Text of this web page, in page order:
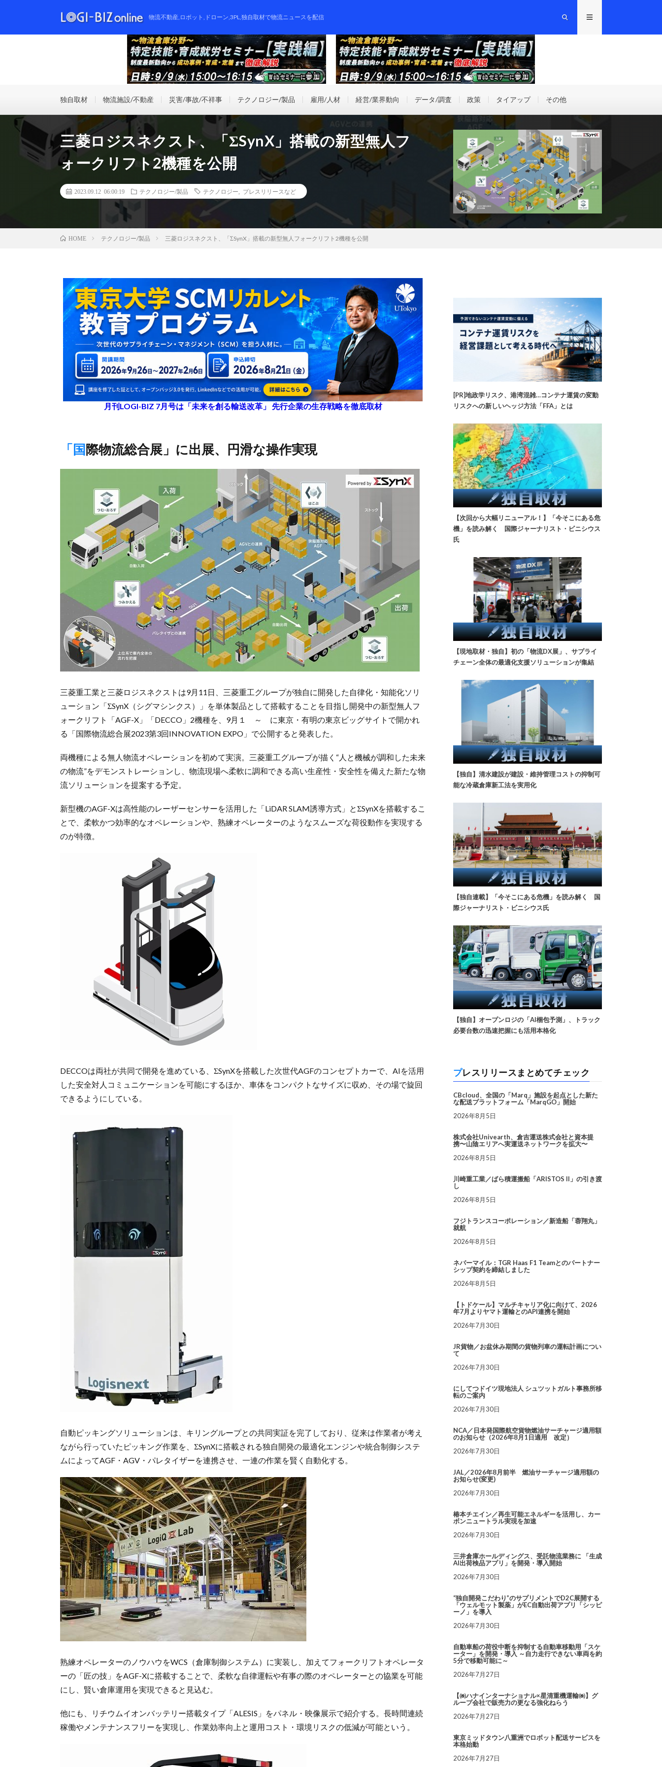
物流不動産,ロボット,ドローン,3PL,独自取材で物流ニュースを配信
独自取材 物流施設/不動産 災害/事故/不祥事 テクノロジー/製品 雇用/人材 経営/業界動向 データ/調査 政策 タイアップ その他
三菱ロジスネクスト、「ΣSynX」搭載の新型無人フ
ォークリフト2機種を公開
2023.09.12 06:00:19 テクノロジー/製品 テクノロジー プレスリリースなど
HOME テクノロジー/製品 三菱ロジスネクスト、「ΣSynX」搭載の新型無人フォークリフト2機種を公開
月刊LOGI-BIZ 7月号は「未来を創る輸送改革」 先行企業の生存戦略を徹底取材
「国際物流総合展」に出展、円滑な操作実現
三菱重工業と三菱ロジスネクストは9月11日、三菱重工グループが独自に開発した自律化・知能化ソリ
ューション「ΣSynX（シグマシンクス）」を単体製品として搭載することを目指し開発中の新型無人フ
ォークリフト「AGF-X」「DECCO」2機種を、9月１ ～ に東京・有明の東京ビッグサイトで開かれ
る「国際物流総合展2023第3回INNOVATION EXPO」で公開すると発表した。
両機種による無人物流オペレーションを初めて実演。三菱重工グループが描く“人と機械が調和した未来
の物流”をデモンストレーションし、物流現場へ柔軟に調和できる高い生産性・安全性を備えた新たな物
流ソリューションを提案する予定。
新型機のAGF-Xは高性能のレーザーセンサーを活用した「LiDAR SLAM誘導方式」とΣSynXを搭載するこ
とで、柔軟かつ効率的なオペレーションや、熟練オペレーターのようなスムーズな荷役動作を実現する
のが特徴。
DECCOは両社が共同で開発を進めている、ΣSynXを搭載した次世代AGFのコンセプトカーで、AIを活用
した安全対人コミュニケーションを可能にするほか、車体をコンパクトなサイズに収め、その場で旋回
できるようにしている。
自動ピッキングソリューションは、キリングループとの共同実証を完了しており、従来は作業者が考え
ながら行っていたピッキング作業を、ΣSynXに搭載される独自開発の最適化エンジンや統合制御システ
ムによってAGF・AGV・パレタイザーを連携させ、一連の作業を賢く自動化する。
熟練オペレーターのノウハウをWCS（倉庫制御システム）に実装し、加えてフォークリフトオペレータ
ーの「匠の技」をAGF-Xに搭載することで、柔軟な自律運転や有事の際のオペレーターとの協業を可能
にし、賢い倉庫運用を実現できると見込む。
他にも、リチウムイオンバッテリー搭載タイプ「ALESIS」をパネル・映像展示で紹介する。長時間連続
稼働やメンテナンスフリーを実現し、作業効率向上と運用コスト・環境リスクの低減が可能という。
[PR]地政学リスク、港湾混雑…コンテナ運賃の変動
リスクへの新しいヘッジ方法「FFA」とは
【次回から大幅リニューアル！】「今そこにある危
機」を読み解く 国際ジャーナリスト・ビニシウス
氏
【現地取材・独自】初の「物流DX展」、サプライ
チェーン全体の最適化支援ソリューションが集結
【独自】清水建設が建設・維持管理コストの抑制可
能な冷蔵倉庫新工法を実用化
【独自連載】「今そこにある危機」を読み解く 国
際ジャーナリスト・ビニシウス氏
【独自】オープンロジの「AI梱包予測」、トラック
必要台数の迅速把握にも活用本格化
プレスリリースまとめてチェック
CBcloud、全国の「Marq」施設を起点とした新た
な配送プラットフォーム「MarqGO」開始
2026年8月5日
株式会社Univearth、倉吉運送株式会社と資本提
携〜山陰エリアへ実運送ネットワークを拡大〜
2026年8月5日
川崎重工業／ばら積運搬船「ARISTOS II」の引き渡
し
2026年8月5日
フジトランスコーポレーション／新造船「蓉翔丸」
就航
2026年8月5日
ネバーマイル：TGR Haas F1 Teamとのパートナー
シップ契約を締結しました
2026年8月5日
【トドケール】マルチキャリア化に向けて、2026
年7月よりヤマト運輸とのAPI連携を開始
2026年7月30日
JR貨物／お盆休み期間の貨物列車の運転計画につい
て
2026年7月30日
にしてつドイツ現地法人 シュツットガルト事務所移
転のご案内
2026年7月30日
NCA／日本発国際航空貨物燃油サーチャージ適用額
のお知らせ（2026年8月1日適用 改定）
2026年7月30日
JAL／2026年8月前半 燃油サーチャージ適用額の
お知らせ(変更)
2026年7月30日
椿本チエイン／再生可能エネルギーを活用し、カー
ボンニュートラル実現を加速
2026年7月30日
三井倉庫ホールディングス、受託物流業務に 「生成
AI出荷検品アプリ」を開発・導入開始
2026年7月30日
“独自開発こだわり”のサプリメントでD2C展開する
「ウェルモット製薬」がEC自動出荷アプリ「シッピ
ーノ」を導入
2026年7月30日
自動車船の荷役中断を抑制する自動車移動用「スケ
ーター」を開発・導入 ～自力走行できない車両を約
5分で移動可能に～
2026年7月27日
【㈱ハナインターナショナル×星清重機運輸㈱】グ
ループ会社で販売力の更なる強化ねらう
2026年7月27日
東京ミッドタウン八重洲でロボット配送サービスを
本格始動
2026年7月27日